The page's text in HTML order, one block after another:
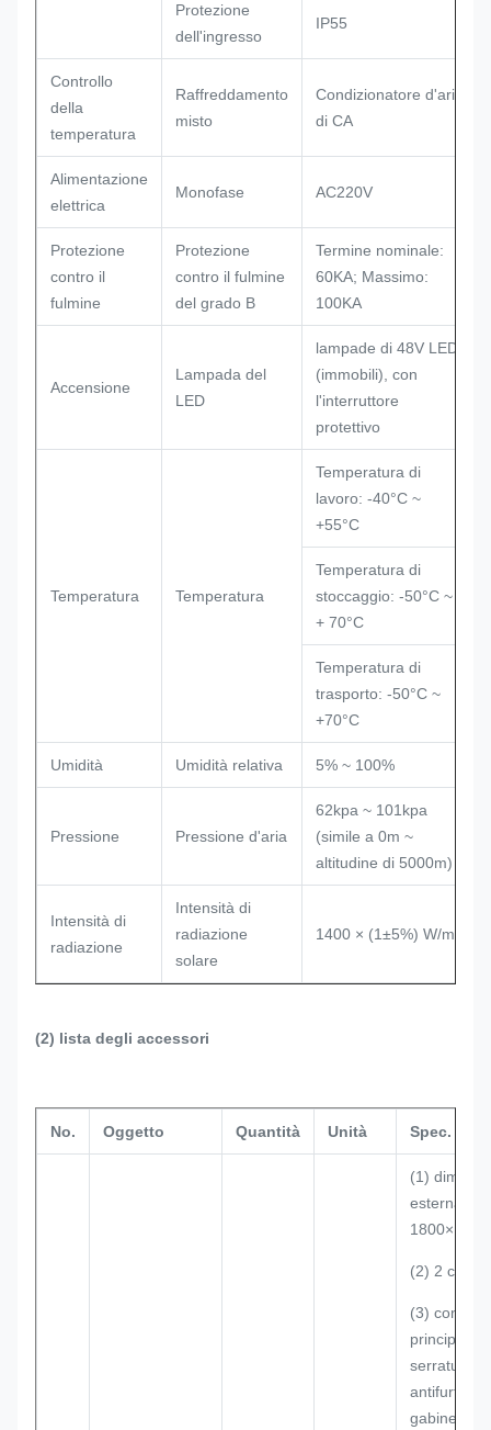
Protezione
dell'ingresso
IP55
Controllo
della
temperatura
Raffreddamento
misto
Condizionatore d'aria
di CA
Alimentazione
elettrica
Monofase AC220V
Protezione
contro il
fulmine
Protezione
contro il fulmine
del grado B
Termine nominale:
60KA; Massimo:
100KA
Accensione
Lampada del
LED
lampade di 48V LED
(immobili), con
l'interruttore
protettivo
Temperatura Temperatura
Temperatura di
lavoro: -40°C ~
+55°C
Temperatura di
stoccaggio: -50°C ~
+ 70°C
Temperatura di
trasporto: -50°C ~
+70°C
Umidità Umidità relativa 5% ~ 100%
Pressione Pressione d'aria
62kpa ~ 101kpa
(simile a 0m ~
altitudine di 5000m)
Intensità di
radiazione
Intensità di
radiazione
solare
1400 × (1±5%) W/m2
(2) lista degli accessori
No. Oggetto Quantità Unità Spec.
(1)
esterna:
(2) 2
(3) con 2
principali e
serratura
antifurto
gabinetto